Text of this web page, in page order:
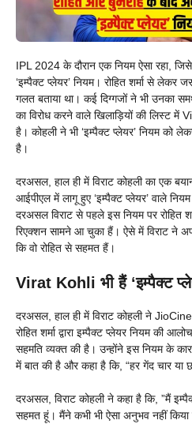
IPL 2024 के दौरान एक नियम ऐसा रहा,
‘इम्पैक्ट प्लेयर’ नियम। रोहित शर्मा से लेकर
गलत बताया था। कई दिग्गजों ने भी उनका
का विरोध करने वाले खिलाड़ियों की लिस्ट में
है। कोहली ने भी ‘इम्पैक्ट प्लेयर’ नियम को
है।
दरअसल, हाल ही में विराट कोहली का एक
आईपीएल में लागू हुए ‘इम्पैक्ट प्लेयर’ वाले
दरअसल विराट से पहले इस नियम पर रोहित
रिएक्शन सामने आ चुका हैं। ऐसे में विराट ने
कि वो रोहित से सहमत हैं।
Virat Kohli भी हैं ‘इम्पैक्ट
दरअसल, हाल ही में विराट कोहली ने
रोहित शर्मा द्वारा इम्पैक्ट प्लेयर नियम की
सहमति व्यक्त की है। उन्होंने इस नियम के
में बात की है और कहा है कि, “हर गेंद चार या
दरअसल, विराट कोहली ने कहा है कि, ”मैं
सहमत हूं। मैंने कभी भी ऐसा अनुभव नहीं